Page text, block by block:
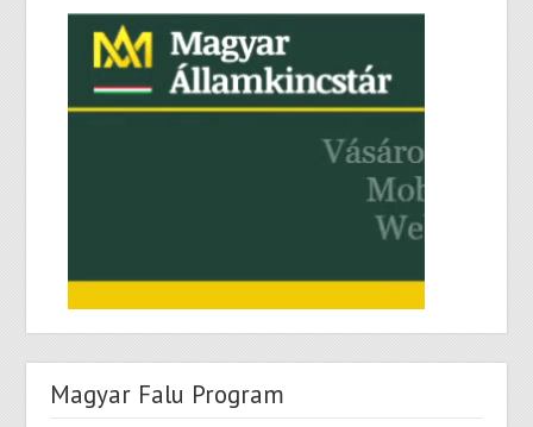
Magyar Falu Program